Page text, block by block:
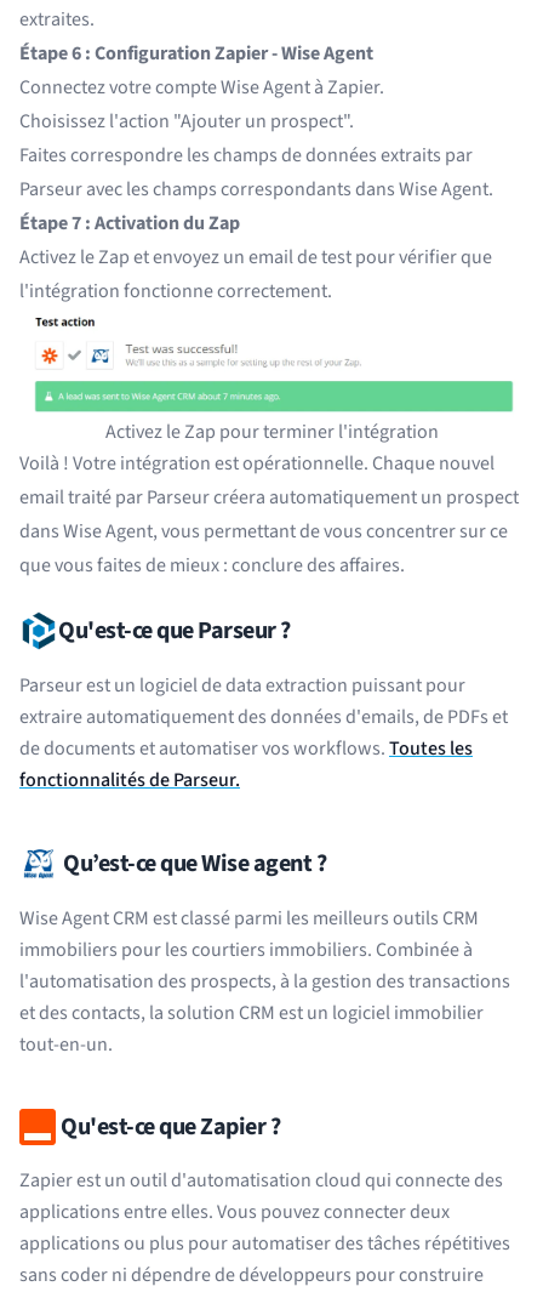
extraites.
Étape 6 : Configuration Zapier - Wise Agent
Connectez votre compte Wise Agent à Zapier.
Choisissez l'action "Ajouter un prospect".
Faites correspondre les champs de données extraits par
Parseur avec les champs correspondants dans Wise Agent.
Étape 7 : Activation du Zap
Activez le Zap et envoyez un email de test pour vérifier que
l'intégration fonctionne correctement.
Activez le Zap pour terminer l'intégration
Voilà ! Votre intégration est opérationnelle. Chaque nouvel
email traité par Parseur créera automatiquement un prospect
dans Wise Agent, vous permettant de vous concentrer sur ce
que vous faites de mieux : conclure des affaires.
Qu'est-ce que Parseur ?
Parseur est un logiciel de data extraction puissant pour
extraire automatiquement des données d'emails, de PDFs et
de documents et automatiser vos workflows.Toutes les
fonctionnalités de Parseur.
Qu’est-ce que Wise agent ?
Wise Agent CRM est classé parmi les meilleurs outils CRM
immobiliers pour les courtiers immobiliers. Combinée à
l'automatisation des prospects, à la gestion des transactions
et des contacts, la solution CRM est un logiciel immobilier
tout-en-un.
Qu'est-ce que Zapier ?
Zapier est un outil d'automatisation cloud qui connecte des
applications entre elles. Vous pouvez connecter deux
applications ou plus pour automatiser des tâches répétitives
sans coder ni dépendre de développeurs pour construire